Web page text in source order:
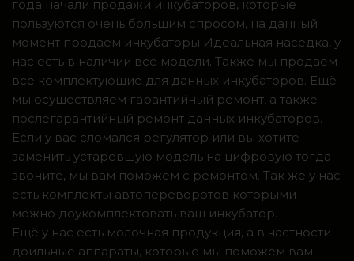
года начали продажи инкубаторов, которые
пользуются очень большим спросом, на данный
момент продаем инкубаторы Идеальная наседка, у
нас есть в наличии все модели. Также мы продаем
все комплектующие для данных инкубаторов. Ещё
мы осуществляем гарантийный ремонт, а также
послегарантийный ремонт данных инкубаторов.
Если у вас сломался регулятор или вы хотите
заменить устаревшую модель на цифровую тогда
звоните, мы вам поможем с ремонтом. Так же у нас
есть комплекты автопереворотов которыми
можно доукомплектовать ваш инкубатор.
Ещё у нас есть молочная продукция, а в частности
доильные аппараты, которые мы поможем вам